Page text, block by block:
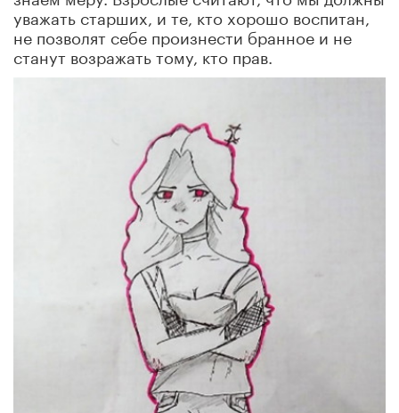
уважать старших, и те, кто хорошо воспитан,
не позволят себе произнести бранное и не
станут возражать тому, кто прав.